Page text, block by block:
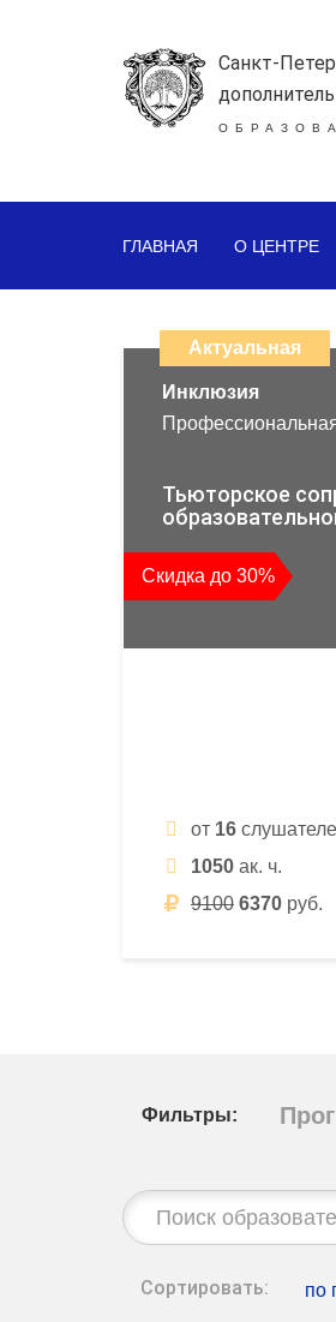
Санкт-
ГЛАВНАЯ О ЦЕНТРЕ
и
Актуальная
Инклюзия
Тьюторское
Скидка до 30%
от 16
1050 ак. ч.
9100 6370 руб.
Фильтры:
Строка
поиска:
Сортировать: по